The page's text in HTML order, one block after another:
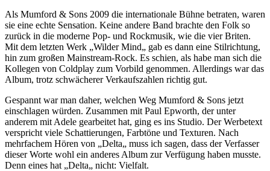
Als Mumford & Sons 2009 die internationale Bühne betraten, waren
sie eine echte Sensation. Keine andere Band brachte den Folk so
zurück in die moderne Pop- und Rockmusik, wie die vier Briten.
Mit dem letzten Werk „Wilder Mind„ gab es dann eine Stilrichtung,
hin zum großen Mainstream-Rock. Es schien, als habe man sich die
Kollegen von Coldplay zum Vorbild genommen. Allerdings war das
Album, trotz schwächerer Verkaufszahlen richtig gut.
Gespannt war man daher, welchen Weg Mumford & Sons jetzt
einschlagen würden. Zusammen mit Paul Epworth, der unter
anderem mit Adele gearbeitet hat, ging es ins Studio. Der Werbetext
verspricht viele Schattierungen, Farbtöne und Texturen. Nach
mehrfachem Hören von „Delta„ muss ich sagen, dass der Verfasser
dieser Worte wohl ein anderes Album zur Verfügung haben musste.
Denn eines hat „Delta„ nicht: Vielfalt.